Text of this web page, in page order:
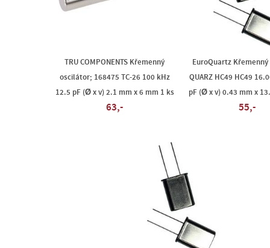
TRU COMPONENTS Křemenný
oscilátor; 168475 TC-26 100 kHz
12.5 pF (Ø x v) 2.1 mm x 6 mm 1 ks
63,-
EuroQuartz
QUARZ HC49 HC49
pF (Ø x v) 0.43 mm x
55,-